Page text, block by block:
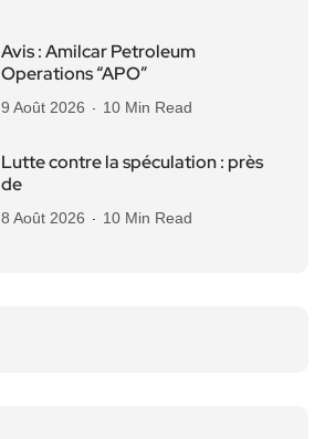
Avis : Amilcar Petroleum
Operations “APO”
9 Août 2026 10 Min Read
Lutte contre la spéculation : près
de
8 Août 2026 10 Min Read